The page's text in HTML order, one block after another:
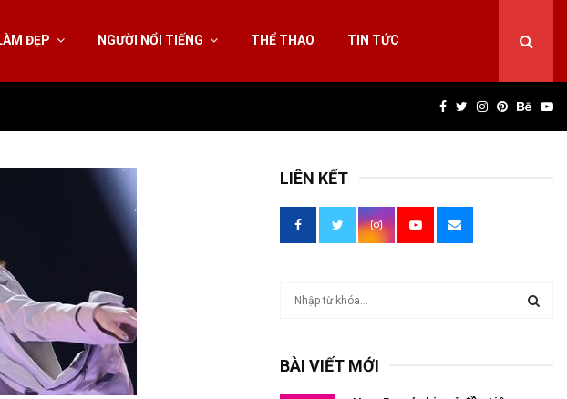
ĐẸP NGƯỜI NỔI TIẾNG THỂ THAO TIN TỨC
Facebook
Twitter
Instagram
Pinterest
LIÊN KẾT
BÀI VIẾT MỚI